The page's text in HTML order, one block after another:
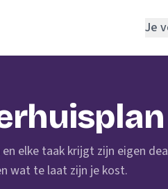
Je
Opslagruimte
Schoonmaakbedrijf
Klusjesman
elke taak krijgt zijn eigen
wat te laat zijn je kost.